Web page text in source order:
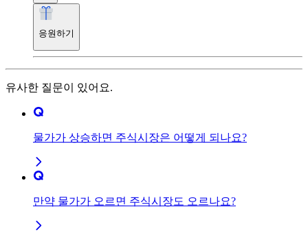
응원하기
유사한 질문이 있어요.
물가가 상승하면 주식시장은 어떻게 되나요?
만약 물가가 오르면 주식시장도 오르나요?